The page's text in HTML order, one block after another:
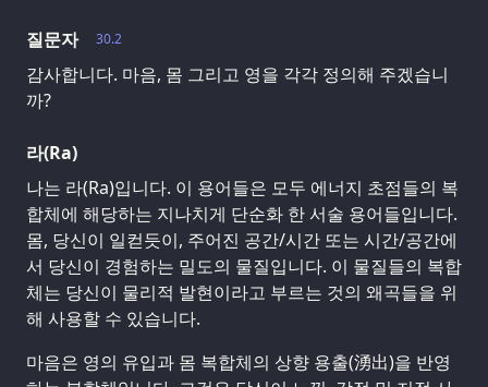
30.2
질문자
감사합니다. 마음, 몸 그리고 영을 각각 정의해 주겠습니
까?
라(Ra)
나는 라(Ra)입니다. 이 용어들은 모두 에너지 초점들의 복
합체에 해당하는 지나치게 단순화 한 서술 용어들입니다.
몸, 당신이 일컫듯이, 주어진 공간/시간 또는 시간/공간에
서 당신이 경험하는 밀도의 물질입니다. 이 물질들의 복합
체는 당신이 물리적 발현이라고 부르는 것의 왜곡들을 위
해 사용할 수 있습니다.
마음은 영의 유입과 몸 복합체의 상향 용출(湧出)을 반영